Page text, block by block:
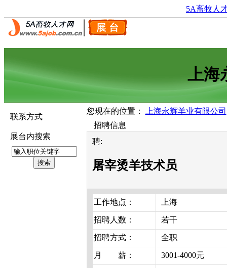
5A畜牧人
上海
联系方式
展台内搜索
您现在的位置： 上海永辉羊业有限公司
招聘信息
聘:
屠宰烫羊技术员
工作地点： 上海
招聘人数： 若干
招聘方式： 全职
月 薪： 3001-4000元